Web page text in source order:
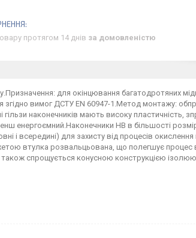
протягом 14 днів за домовленістю
для окінцювання багатодротяних
згідно вимог ДСТУ EN 60947-1.Метод монтажу:
гільзи наконечників мають високу пластичність,
енергоємний.Наконечники HB в більшості
і всередині) для захисту від процесів
втулка розвальцьована, що полегшує процес
спрощується конусною конструкцією